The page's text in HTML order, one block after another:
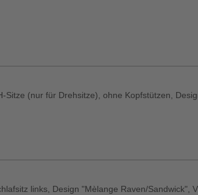
Sitze (nur für Drehsitze), ohne Kopfstützen,
links, Design "Mèlange Raven/Sandwick",